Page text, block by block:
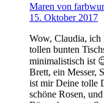
Maren von
15. Oktober 2017
Wow, Claudia, ich
tollen bunten
minimalistisch ist
Brett, ein Messer,
ist mir Deine tolle
schöne Rosen,